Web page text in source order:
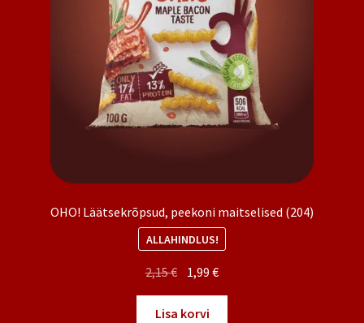
OHO! Läätsekrõpsud, peekoni maitselised (204)
ALLAHINDLUS!
2,15€ Algne
hind
oli:
1,99€Praegune
hind
Lisa korvi